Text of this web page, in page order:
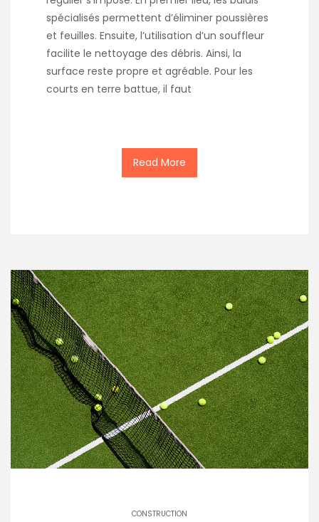
spécialisés permettent d’éliminer poussières
et feuilles. Ensuite, l’utilisation d’un souffleur
facilite le nettoyage des débris. Ainsi, la
surface reste propre et agréable. Pour les
courts en terre battue, il faut
Read More
CONSTRUCTION